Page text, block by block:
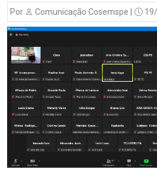
Por Comunicação Cosemspe |